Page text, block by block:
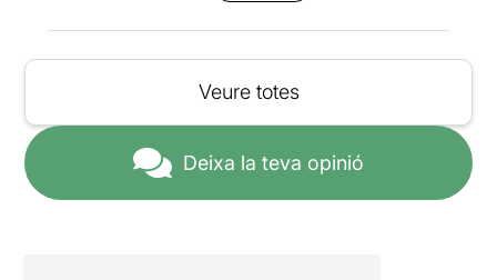
Veure totes
Deixa la teva opinió